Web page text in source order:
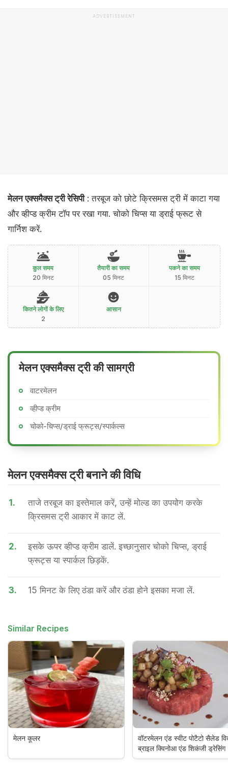
ADVERTISEMENT
मेलन एक्समैक्स ट्री रेसिपी: तरबूज को छोटे क्रिसमस ट्री में काटा गया
और व्हीप्ड क्रीम टॉप पर रखा गया. चोको चिप्स या ड्राई फ्रूट से
गार्निश करें.
कुल समय
20 मिनट
तैयारी का समय
05 मिनट
पकने का समय
15 मिनट
कितने लोगों के लिए
2
आसान
मेलन एक्समैक्स ट्री की सामग्री
वाटरमेलन
व्हीप्ड क्रीम
चोको-चिप्स/ड्राई फ्रूट्स/स्पार्कल्स
मेलन एक्समैक्स ट्री बनाने की वि​धि
1.
ताजे तरबूज का इस्तेमाल करें, उन्हें मोल्ड का उपयोग करके
क्रिसमस ट्री आकार में काट लें.
2.
इसके ऊपर व्हीप्ड क्रीम डालें. इच्छानुसार चोको चिप्स, ड्राई
फ्रूट्स या स्पार्कल छिड़कें.
3. 15 मिनट के लिए ठंडा करें और ठंडा होने इसका मजा लें.
Similar Recipes
मेलन कूलर
वॉटरमेलन एंड स्वीट पोटैटो सैलेड
ब्राइल क्विनोआ एंड शिकंजी ड्रेसिंग